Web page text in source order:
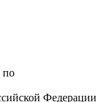
по
Федерации